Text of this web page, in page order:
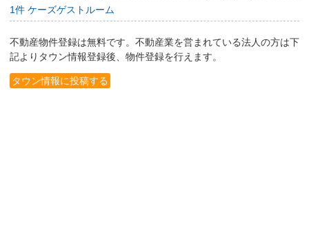
1件 ケーズゲストルーム
不動産物件登録は無料です。不動産業を営まれている法人の方は下
記よりタウン情報登録後、物件登録を行えます。
タウン情報に投稿する